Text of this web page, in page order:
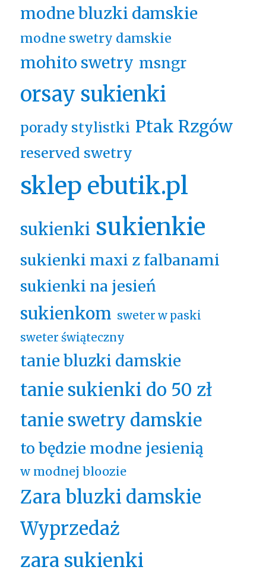
modne bluzki damskie
modne swetry damskie
mohito swetry msngr
orsay sukienki
porady stylistki Ptak Rzgów
reserved swetry
sklep ebutik.pl
sukienki sukienkie
sukienki maxi z falbanami
sukienki na jesień
sukienkom sweter w paski
sweter świąteczny
tanie bluzki damskie
tanie sukienki do 50 zł
tanie swetry damskie
to będzie modne jesienią
w modnej bloozie
Zara bluzki damskie
Wyprzedaż
zara sukienki